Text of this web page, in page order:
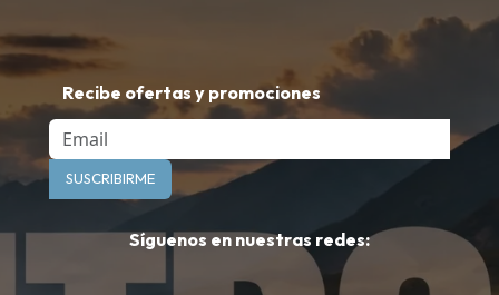
Recibe ofertas y promociones
Email
SUSCRIBIRME
Síguenos en nuestras redes: